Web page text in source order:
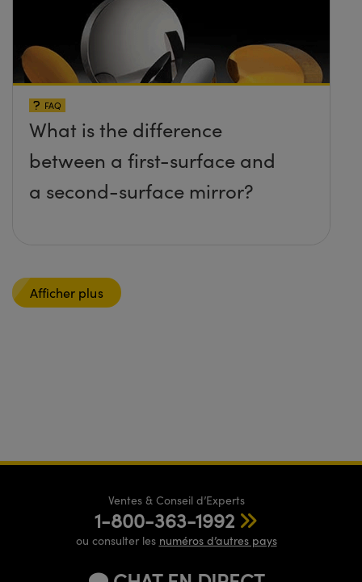
FAQ
What is the difference
between a first-surface and
a second-surface mirror?
Afficher plus
Ventes & Conseil d’Experts
1-800-363-1992
ou consulter les numéros d’autres pays